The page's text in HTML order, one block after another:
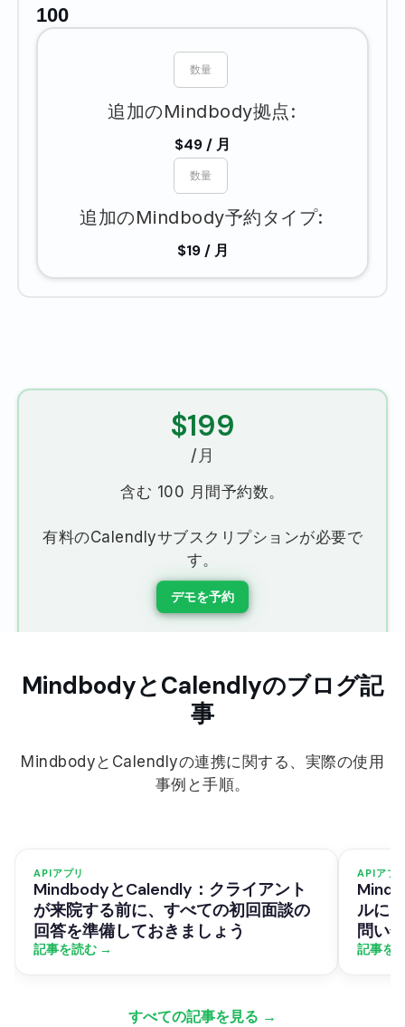
100
追加のMindbody拠点:
$49 / 月
追加のMindbody予約タイプ:
$19 / 月
$199
/月
含む 100 月間予約数。
有料のCalendlyサブスクリプションが必要で
す。
デモを予約
MindbodyとCalendlyのブログ記
事
MindbodyとCalendlyの連携に関する、実際の使用
事例と手順。
APIアプリ
MindbodyとCalendly：クライアント
が来院する前に、すべての初回面談の
回答を準備しておきましょう
記事を読む →
APIアプ
ルに
問い
記事を
すべての記事を見る →